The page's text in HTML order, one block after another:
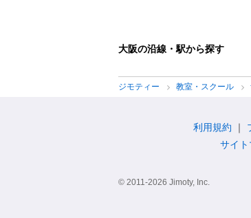
大阪の沿線・駅から探す
ジモティー 教室・スクール
利用規約
サイ
© 2011-2026 Jimoty, Inc.